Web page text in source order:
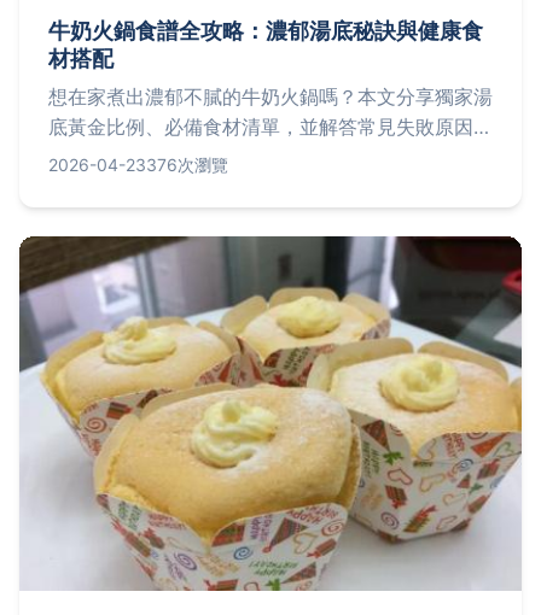
牛奶火鍋食譜全攻略：濃郁湯底秘訣與健康食
材搭配
想在家煮出濃郁不膩的牛奶火鍋嗎？本文分享獨家湯
底黃金比例、必備食材清單，並解答常見失敗原因，
讓你輕鬆複製餐廳級美味。
2026-04-23376次瀏覽